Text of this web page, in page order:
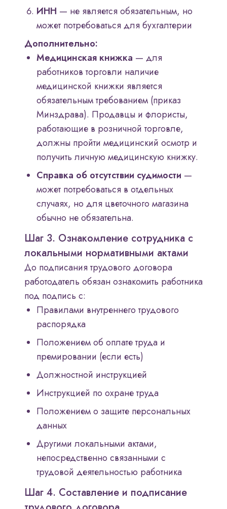
ИНН — не является обязательным, но
может потребоваться для бухгалтерии
Дополнительно:
Медицинская книжка — для
работников торговли наличие
медицинской книжки является
обязательным требованием (приказ
Минздрава). Продавцы и флористы,
работающие в розничной торговле,
должны пройти медицинский осмотр и
получить личную медицинскую книжку.
Справка об отсутствии судимости —
может потребоваться в отдельных
случаях, но для цветочного магазина
обычно не обязательна.
Шаг 3. Ознакомление сотрудника с
локальными нормативными актами
До подписания трудового договора
работодатель обязан ознакомить работника
под подпись с:
Правилами внутреннего трудового
распорядка
Положением об оплате труда и
премировании (если есть)
Должностной инструкцией
Инструкцией по охране труда
Положением о защите персональных
данных
Другими локальными актами,
непосредственно связанными с
трудовой деятельностью работника
Шаг 4. Составление и подписание